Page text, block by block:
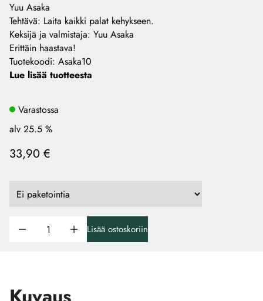
Yuu Asaka
Tehtävä: Laita kaikki palat kehykseen.
Keksijä ja valmistaja: Yuu Asaka
Erittäin haastava!
Tuotekoodi: Asaka10
Lue lisää tuotteesta
Varastossa
alv 25.5 %
33,90 €
Lisää ostoskoriin